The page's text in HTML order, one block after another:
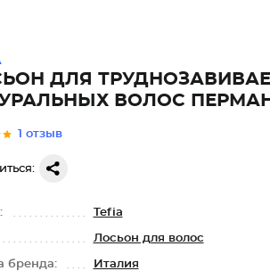
ДЛЯ
ВОЛОС
1 отзыв
Tefia
Лосьон для волос
бренда: Италия